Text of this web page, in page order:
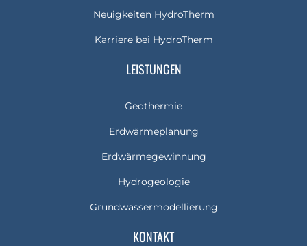
Neuigkeiten HydroTherm
Karriere bei HydroTherm
LEISTUNGEN
Geothermie
Erdwärmeplanung
Erdwärmegewinnung
Hydrogeologie
Grundwassermodellierung
KONTAKT